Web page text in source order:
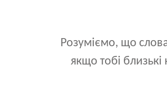
Розуміємо, що
якщо тобі